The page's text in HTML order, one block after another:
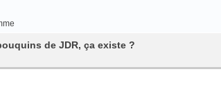
de JDR, ça existe ?